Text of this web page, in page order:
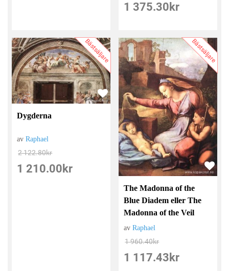
1 375.30 kr
Bästsäljare
Dygderna
avRaphael
2 122.80kr
1 210.00 kr
Bästsäljare
The Madonna of the
Blue Diadem eller The
Madonna of the Veil
avRaphael
1 960.40kr
1 117.43 kr